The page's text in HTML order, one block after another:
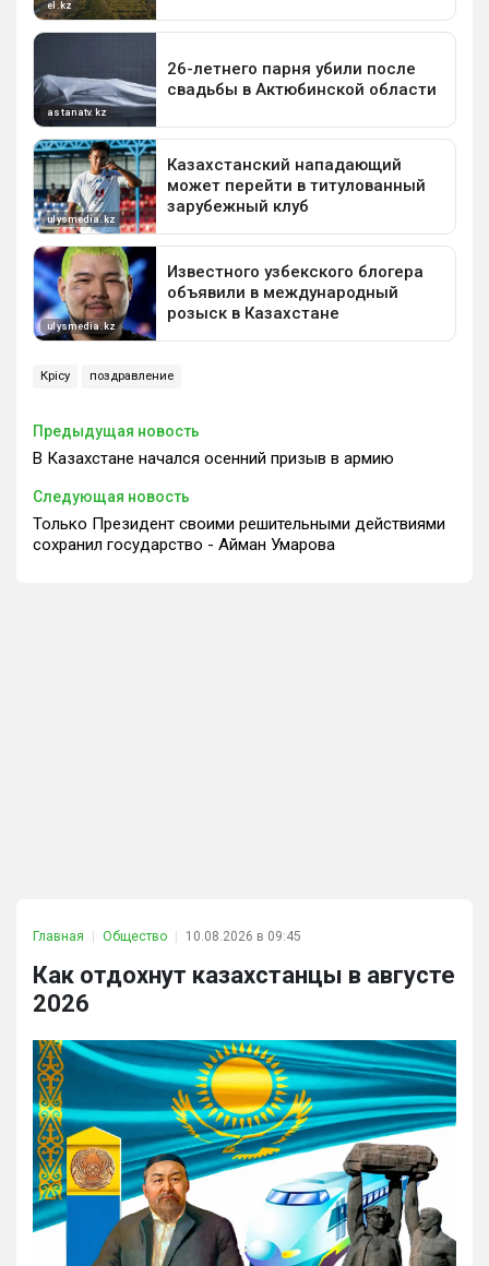
Көрісу поздравление
Предыдущая новость
В Казахстане начался осенний призыв в армию
Следующая новость
Только Президент своими решительными действиями
сохранил государство - Айман Умарова
Главная Общество 10.08.2026 в 09:45
Как отдохнут казахстанцы в августе
2026